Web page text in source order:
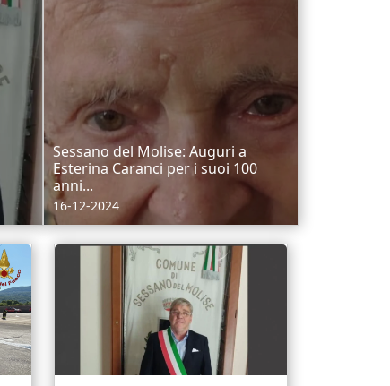
Sessano del Molise: Auguri a
Esterina Caranci per i suoi 100
anni...
16-12-2024